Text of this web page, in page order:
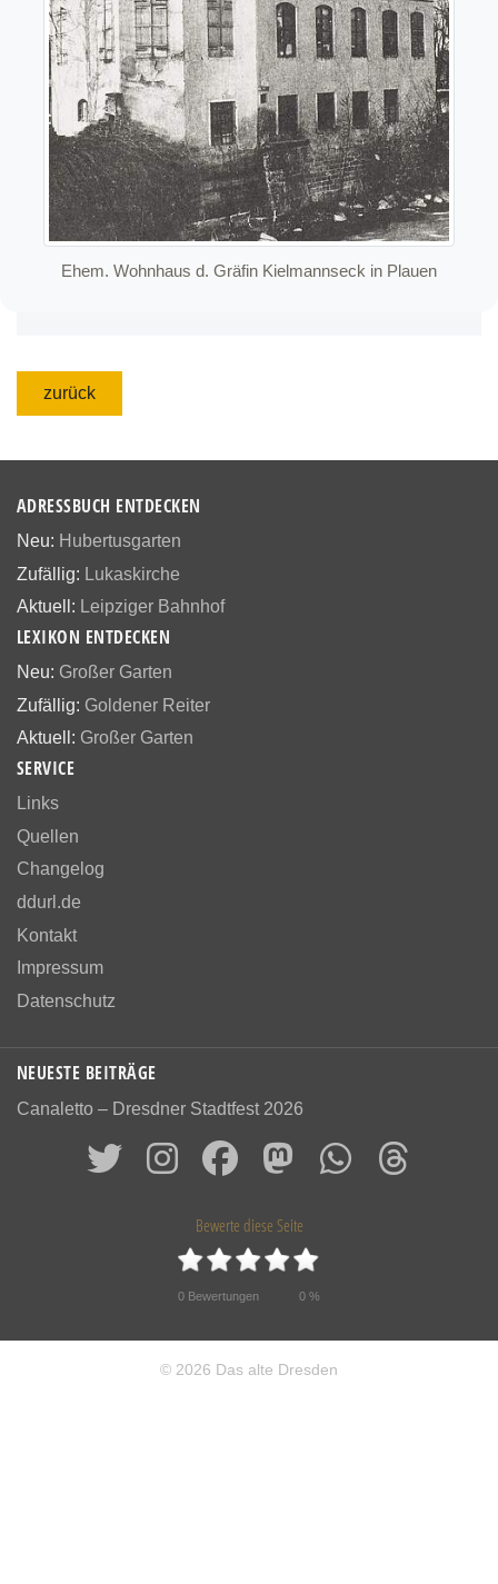
Ehem. Wohnhaus d. Gräfin Kielmannseck in Plauen
zurück
ADRESSBUCH ENTDECKEN
Neu: Hubertusgarten
Zufällig: Lukaskirche
Aktuell: Leipziger Bahnhof
LEXIKON ENTDECKEN
Neu: Großer Garten
Zufällig: Goldener Reiter
Aktuell: Großer Garten
SERVICE
Links
Quellen
Changelog
ddurl.de
Kontakt
Impressum
Datenschutz
NEUESTE BEITRÄGE
Canaletto – Dresdner Stadtfest 2026
Bewerte diese Seite
0 Bewertungen 0 %
© 2026 Das alte Dresden